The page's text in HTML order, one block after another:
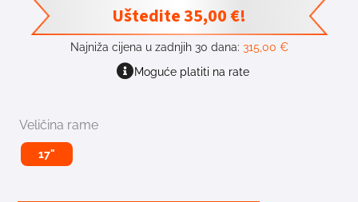
Uštedite35,00€!
Najniža cijena u zadnjih 30 dana: 315,00 €
Moguće platiti na rate
Veličina rame
17"